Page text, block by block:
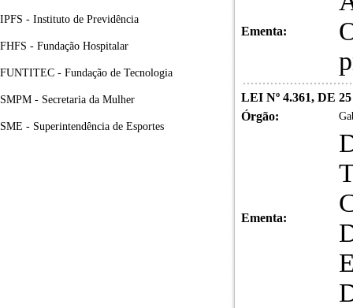
IPFS - Instituto de Previdência
FHFS - Fundação Hospitalar
FUNTITEC - Fundação de Tecnologia
SMPM - Secretaria da Mulher
SME - Superintendência de Esportes
Ementa:
LEI Nº 4.361, DE
Órgão:
Ementa: